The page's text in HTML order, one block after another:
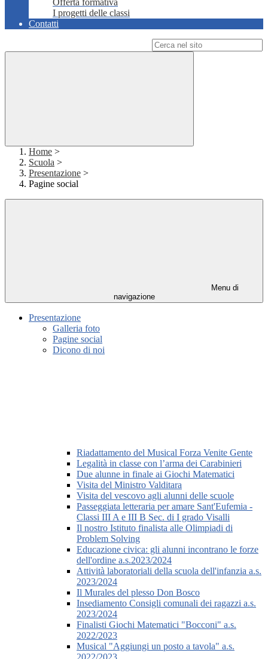
Offerta formativa
I progetti delle classi
Contatti
Home >
Scuola >
Presentazione >
Pagine social
Menu di
navigazione
Presentazione
Galleria foto
Pagine social
Dicono di noi
Riadattamento del Musical Forza Venite Gente
Legalità in classe con l’arma dei Carabinieri
Due alunne in finale ai Giochi Matematici
Visita del Ministro Valditara
Visita del vescovo agli alunni delle scuole
Passeggiata letteraria per amare Sant'Eufemia -
Classi III A e III B Sec. di I grado Visalli
Il nostro Istituto finalista alle Olimpiadi di
Problem Solving
Educazione civica: gli alunni incontrano le forze
dell'ordine a.s.2023/2024
Attività laboratoriali della scuola dell'infanzia a.s.
2023/2024
Il Murales del plesso Don Bosco
Insediamento Consigli comunali dei ragazzi a.s.
2023/2024
Finalisti Giochi Matematici "Bocconi" a.s.
2022/2023
Musical "Aggiungi un posto a tavola" a.s.